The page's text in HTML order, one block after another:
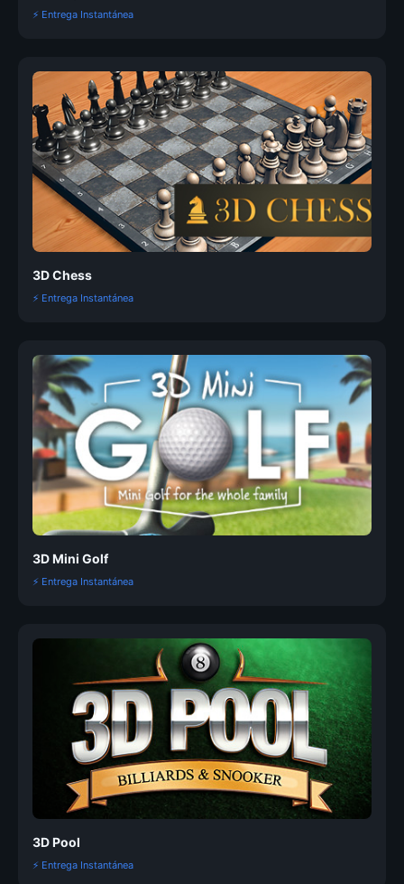
⚡ Entrega Instantánea
3D Chess
⚡ Entrega Instantánea
3D Mini Golf
⚡ Entrega Instantánea
3D Pool
⚡ Entrega Instantánea